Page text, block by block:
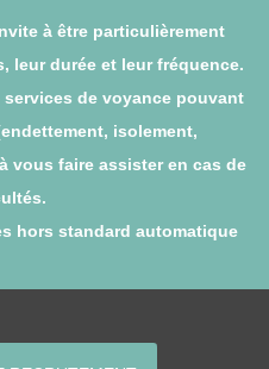
à être particulièrement
leur durée et leur fréquence.
de voyance pouvant
isolement,
vous faire assister en cas de
hors standard automatique